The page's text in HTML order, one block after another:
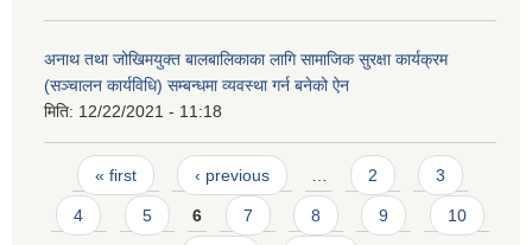
अनाथ तथा जोखिमयुक्त बालबालिकाका लागि सामाजिक सुरक्षा कार्यक्रम
(सञ्चालन कार्यविधि) सम्बन्धमा व्यवस्था गर्न बनेको ऐन
मिति: 12/22/2021 - 11:18
Pages
« first ‹ previous … 2 3
4 5 6 7 8 9 10